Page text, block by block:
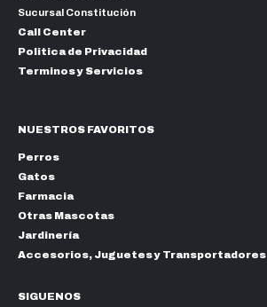
Sucursal Constitución
Call Center
Politica de Privacidad
Terminos y Servicios
NUESTROS FAVORITOS
Perros
Gatos
Farmacia
Otras Mascotas
Jardinería
Accesorios, Juguetes y Transportadores
SIGUENOS